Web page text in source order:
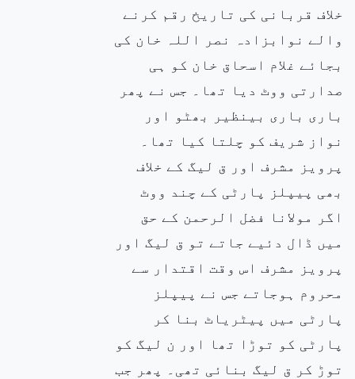
خلاف قربانی کی تاریخ رقم کرنے
والے نوابزادہ نصر اللہ خان کی
بجائے غلام اسحاق خان کو ہی
صدارتی ووٹ دیا تھا۔ جس نے پھر
باری باری بینظیر بھٹو اور
نواز شریف کو چلتا کیا تھا۔
پرویز مشرف اور ق لیگ کے خلاف
بھی پیپلز پارٹی کے چند ووٹ
اگر مولانا فضل الرحمن کے حق
میں ڈال دئیے جاتے تو ق لیگ اور
پرویز مشرف اس وقت اقتدار سے
محروم ہوجاتے جس نے پیپلز
پارٹی میں پیٹریاٹ بنا کر
پارٹی کو توڑا تھا اور ن لیگ کو
توڑ کر ق لیگ بنائی تھی۔ پھر جب